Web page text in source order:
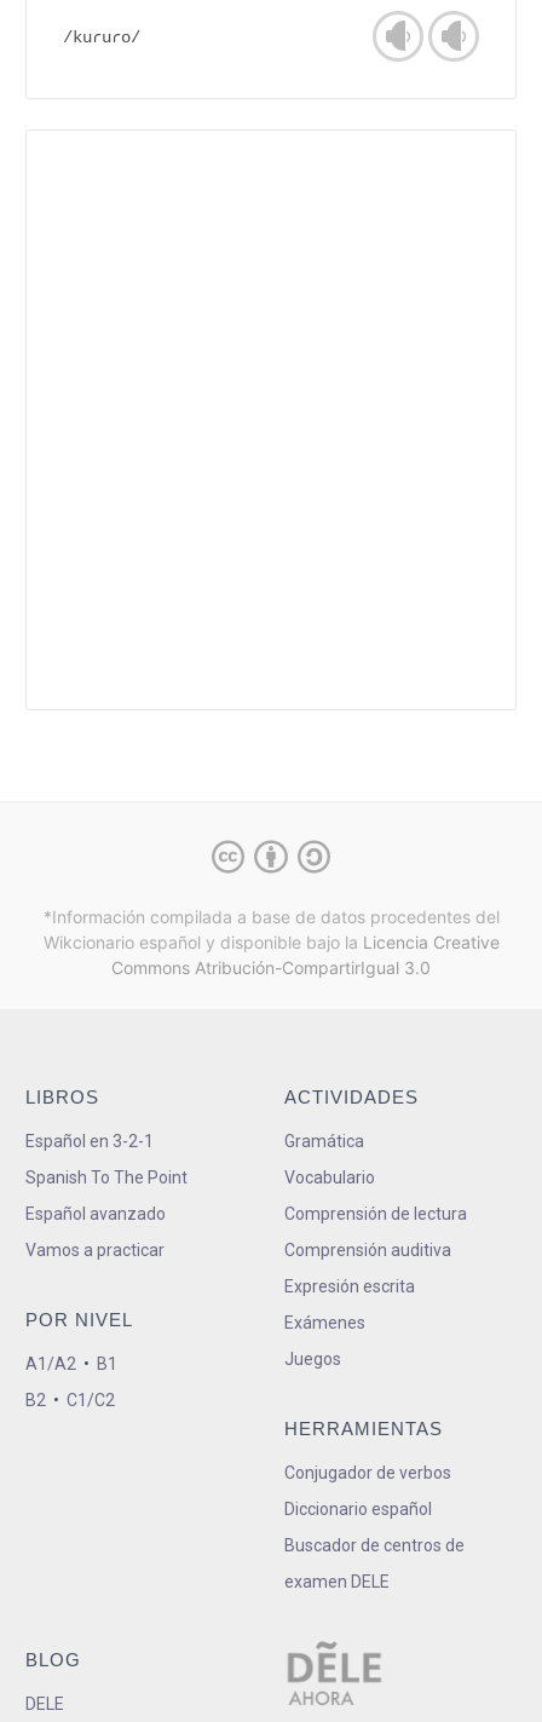
/kuɾuɾo/
*Información compilada a base de datos procedentes del
Wikcionario español y disponible bajo la Licencia Creative
Commons Atribución-CompartirIgual 3.0
LIBROS
Español en 3-2-1
Spanish To The Point
Español avanzado
Vamos a practicar
POR NIVEL
A1/A2 • B1
B2 • C1/C2
ACTIVIDADES
Gramática
Vocabulario
Comprensión de lectura
Comprensión auditiva
Expresión escrita
Exámenes
Juegos
HERRAMIENTAS
Conjugador de verbos
Diccionario español
Buscador de centros de
examen DELE
BLOG
DELE